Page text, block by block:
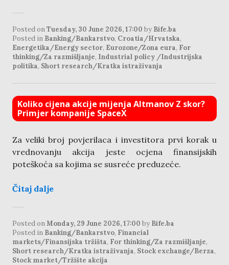
Posted onTuesday, 30 June 2026, 17:00 by Bife.ba
Posted in Banking/Bankarstvo, Croatia/Hrvatska,
Energetika/Energy sector, Eurozone/Zona eura, For
thinking/Za razmišljanje, Industrial policy /Industrijska
politika, Short research/Kratka istraživanja
Koliko cijena akcije mijenja Altmanov Z skor?
Primjer kompanije SpaceX
Za veliki broj povjerilaca i investitora prvi korak u
vrednovanju akcija jeste ocjena finansijskih
poteškoća sa kojima se susreće preduzeće.
Čitaj dalje
Posted on Monday, 29 June 2026, 17:00 by Bife.ba
Posted in Banking/Bankarstvo, Financial
markets/Finansijska tržišta, For thinking/Za razmišljanje,
Short research/Kratka istraživanja, Stock exchange/Berza,
Stock market/Tržište akcija